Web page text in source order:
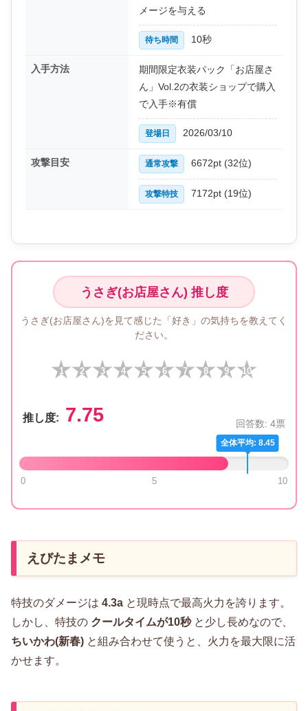
メージを与える
待ち時間 10秒
入手方法
期間限定衣装パック「お店屋さ
ん」Vol.2の衣装ショップで購入
で入手※有償
登場日 2026/03/10
攻撃目安 通常攻撃 6672pt (32位)
攻撃特技 7172pt (19位)
うさぎ(お店屋さん) 推し度
うさぎ(お店屋さん)を見て感じた「好き」の気持ちを教えてく
ださい。
10
9
8
7
6
5
4
3
2
1
推し度: 7.75 回答数: 4票
全体平均: 8.45
0 5 10
えびたまメモ
特技のダメージは 4.3a と現時点で最高火力を誇ります。
しかし、特技の クールタイムが10秒と少し長めなので、
ちいかわ(新春) と組み合わせて使うと、火力を最大限に活
かせます。